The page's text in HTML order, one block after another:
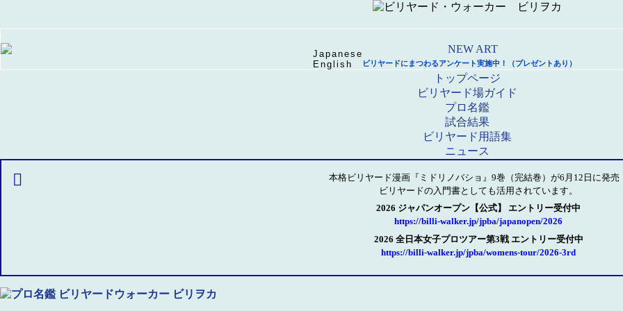
Japanese
English
ビリヤードにまつわるアンケート実施中！（プレゼントあり）
トップページ
ビリヤード場ガイド
プロ名鑑
試合結果
ビリヤード用語集
ニュース
本格ビリヤード漫画『ミドリノバショ』9巻（完結巻）が6月12日に発売
ビリヤードの入門書としても活用されています。
2026 ジャパンオープン【公式】 エントリー受付中
https://billi-walker.jp/jpba/japanopen/2026
2026 全日本女子プロツアー第3戦 エントリー受付中
https://billi-walker.jp/jpba/womens-tour/2026-3rd